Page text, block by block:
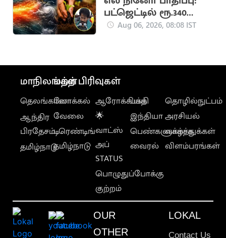
பட்ஜெட்டில் ரூ.340
கோடி ஒதுக்கீடு
Aug 06, 2026, 08:08 IST
மாநிலங்கள்
தெலங்கானா
ஆந்திர
பிரதேசம்
தமிழ்நாடு
மற்ற பிரிவுகள்
லோக்கல்
வேலை
டிரெண்டிங்
தமிழ்நாடு
ஆரோக்கியம்
🌟
வாட்ஸ்
அப்
STATUS
பொழுதுப்போக்கு
குற்றம்
பக்தி
இந்தியா
பெண்களுக்காக
வைரல்
தொழில்நுட்பம்
அரசியல்
வாழ்த்துக்கள்
விளம்பரங்கள்
OUR
OTHER
LOKAL
Contact Us